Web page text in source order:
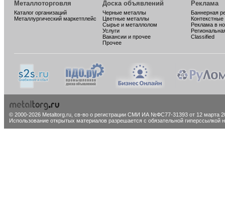
Металлоторговля
Каталог организаций
Металлургический маркетплейс
Доска объявлений
Черные металлы
Цветные металлы
Сырье и металлолом
Услуги
Вакансии и прочее
Прочее
Реклама
Баннерная
Реклама в
Classified
© 2000-2026 Metaltorg.ru, св-во о регистрации СМИ ИА №ФС77-31393 от 12 марта
Использование открытых материалов разрешается с обязательной гиперссылкой